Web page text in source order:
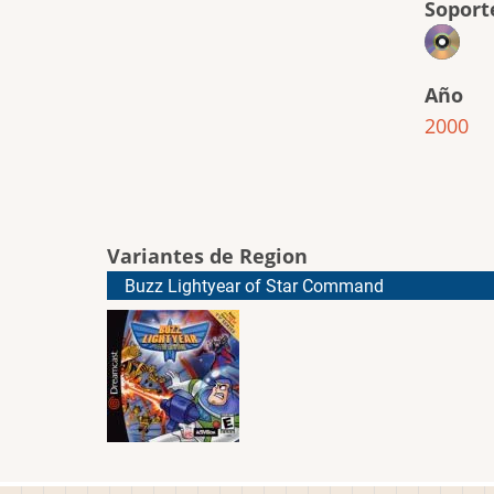
Año
2000
Variantes de Region
Buzz Lightyear of Star Command